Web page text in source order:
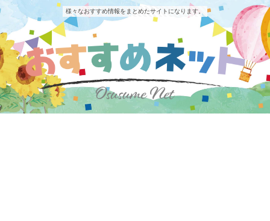
様々なおすすめ情報をまとめたサイトになります。